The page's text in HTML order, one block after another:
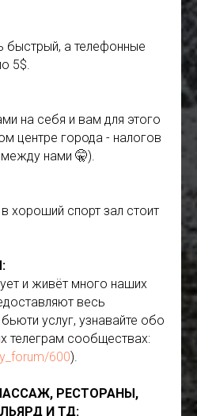
быстрый, а телефонные
5$.
на себя и вам для этого
центре города - налогов
между нами 🤫).
хороший спорт зал стоит
и живёт много наших
весь
услуг, узнавайте обо
телеграм сообществах:
600).
РЕСТОРАНЫ,
И ТД: